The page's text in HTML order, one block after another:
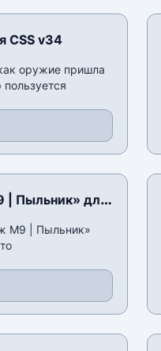
CSS v34
оружие пришла
Пыльник» для
M9 | Пыльник»